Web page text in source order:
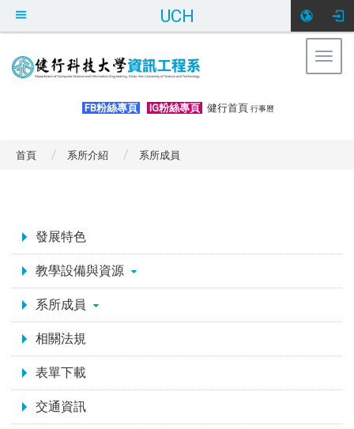
UCH
FB粉絲專頁 IG粉絲專頁 健行首頁 行事曆
首頁 系所介紹 系所成員
發展特色
教學設備與資源
系所成員
相關法規
表單下載
交通資訊